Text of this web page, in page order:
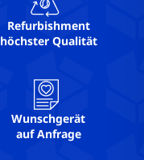
Refurbishment
höchster Qualität
Wunschgerät
auf Anfrage